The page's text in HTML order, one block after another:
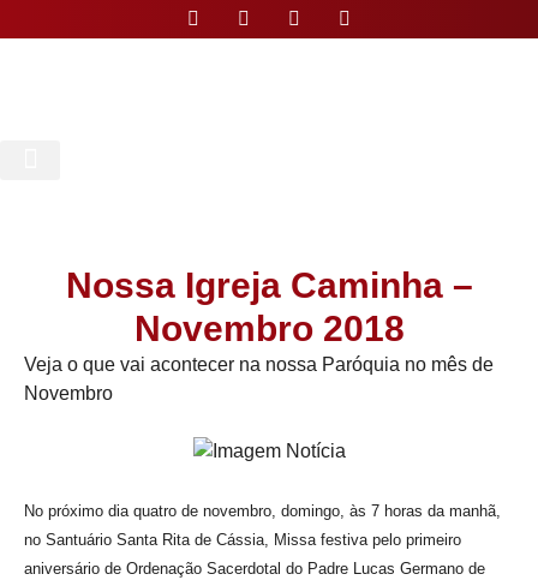
Nossa Igreja Caminha –
Novembro 2018
Veja o que vai acontecer na nossa Paróquia no mês de
Novembro
No próximo dia quatro de novembro, domingo, às 7 horas da manhã,
no Santuário Santa Rita de Cássia, Missa festiva pelo primeiro
aniversário de Ordenação Sacerdotal do Padre Lucas Germano de